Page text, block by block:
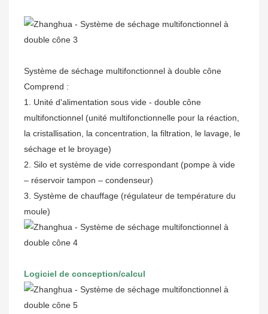
Système de séchage multifonctionnel à double cône
Comprend :
1. Unité d'alimentation sous vide - double cône
multifonctionnel (unité multifonctionnelle pour la réaction,
la cristallisation, la concentration, la filtration, le lavage, le
séchage et le broyage)
2. Silo et système de vide correspondant (pompe à vide
– réservoir tampon – condenseur)
3. Système de chauffage (régulateur de température du
moule)
Logiciel de conception/calcul